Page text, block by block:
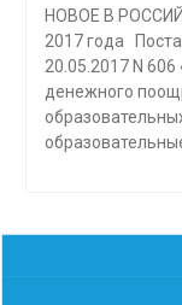
НОВОЕ В
2017 года
20.05.2017 N
денежного
Навигация